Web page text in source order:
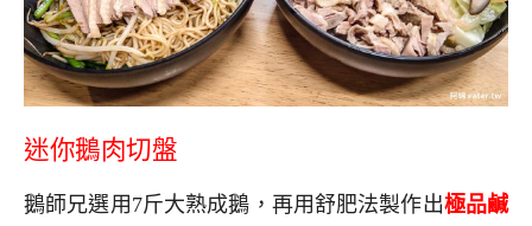
迷你鵝肉切盤
鵝師兄選用7斤大熟成鵝，再用舒肥法製作出極品鹹